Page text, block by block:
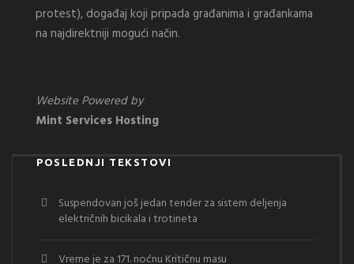
protest), događaj koji pripada građanima i građankama
na najdirektniji mogući način.
Website Powered by
Mint Services Hosting
POSLEDNJI TEKSTOVI
Suspendovan još jedan tender za sistem deljenja
električnih bicikala i trotineta
Vreme je za 171. noćnu Kritičnu masu